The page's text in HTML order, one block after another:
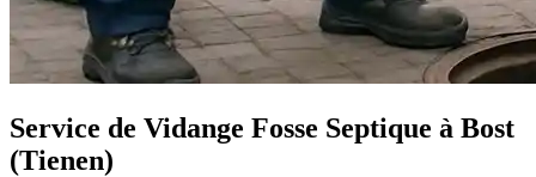
Service de Vidange Fosse Septique à Bost
(Tienen)